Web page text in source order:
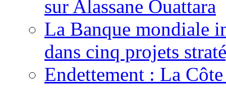
sur Alassane Ouattara
La Banque mondiale
dans cinq projets
Endettement : La